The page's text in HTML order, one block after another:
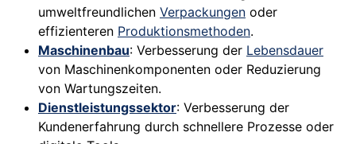
umweltfreundlichen Verpackungen oder
effizienteren Produktionsmethoden.
Maschinenbau: Verbesserung der Lebensdauer
von Maschinenkomponenten oder Reduzierung
von Wartungszeiten.
Dienstleistungssektor: Verbesserung der
Kundenerfahrung durch schnellere Prozesse oder